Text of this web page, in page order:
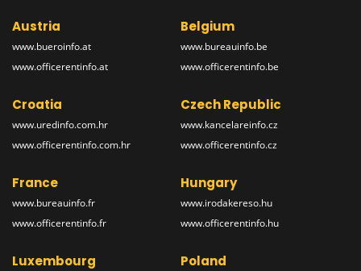
Austria
www.bueroinfo.at
www.officerentinfo.at
Belgium
www.bureauinfo.be
www.officerentinfo.be
Croatia
www.uredinfo.com.hr
www.officerentinfo.com.hr
Czech Republic
www.kancelareinfo.cz
www.officerentinfo.cz
France
www.bureauinfo.fr
www.officerentinfo.fr
Hungary
www.irodakereso.hu
www.officerentinfo.hu
Luxembourg Poland